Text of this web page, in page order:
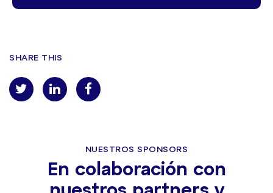
SHARE THIS
NUESTROS SPONSORS
En colaboración con